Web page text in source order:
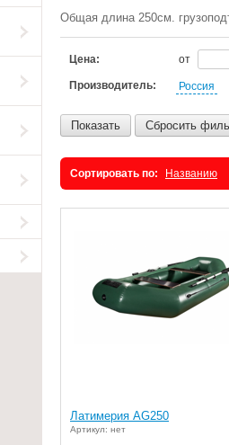
Общая длина 250см.
Цена: от
Производитель: Россия
Показать Сбросить
Сортировать по: Названию
Латимерия AG250
Артикул: нет